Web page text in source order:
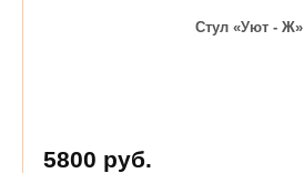
Стул «Уют - Ж»
5800 руб.